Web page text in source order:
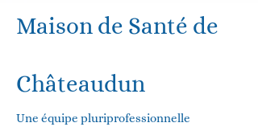
Maison de Santé de
Châteaudun
Une équipe pluriprofessionnelle